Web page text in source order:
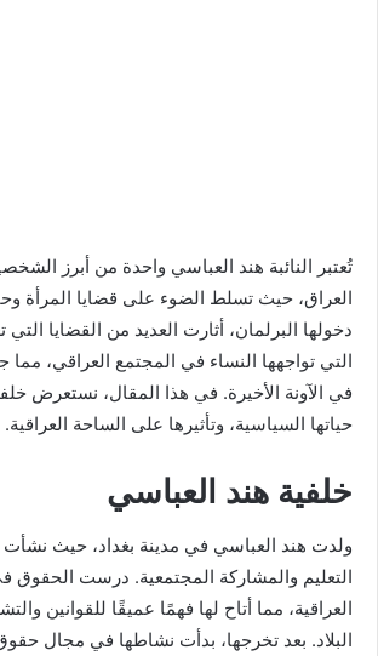
تُعتبر النائبة هند العباسي واحدة من أبرز
العراق، حيث تسلط الضوء على قضايا المرأة
دخولها البرلمان، أثارت العديد من القضايا
التي تواجهها النساء في المجتمع العراقي، مما
في الآونة الأخيرة. في هذا المقال، نستعرض
حياتها السياسية، وتأثيرها على الساحة العراقية.
خلفية هند العباسي
ولدت هند العباسي في مدينة بغداد، حيث
التعليم والمشاركة المجتمعية. درست الحقوق
العراقية، مما أتاح لها فهمًا عميقًا للقوانين
البلاد. بعد تخرجها، بدأت نشاطها في مجال